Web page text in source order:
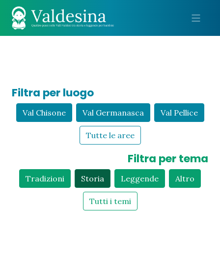
Filtra per luogo
Val Chisone Val Germanasca Val Pellice
Tutte le aree
Filtra per tema
Tradizioni Storia Leggende Altro
Tutti i temi